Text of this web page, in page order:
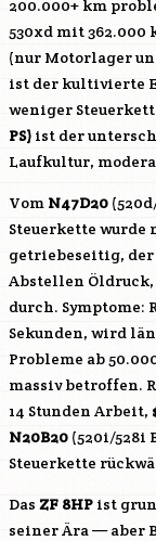
200.000+ km
530xd mit
(nur Motorlager
ist der kultivierte
weniger
PS) ist der
Laufkultur,
Vom N47D20
Steuerkette
getriebeseitig,
Abstellen
durch. Symptome:
Sekunden, wird
Probleme ab
massiv betroffen.
14 Stunden Arbeit,
N20B20 (520i/528i
Steuerkette
Das ZF 8HP ist
seiner Ära — aber